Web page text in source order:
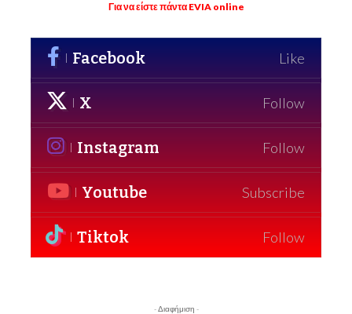
Για να είστε πάντα EVIA online
Facebook Like
X Follow
Instagram Follow
Youtube Subscribe
Tiktok Follow
- Διαφήμιση -